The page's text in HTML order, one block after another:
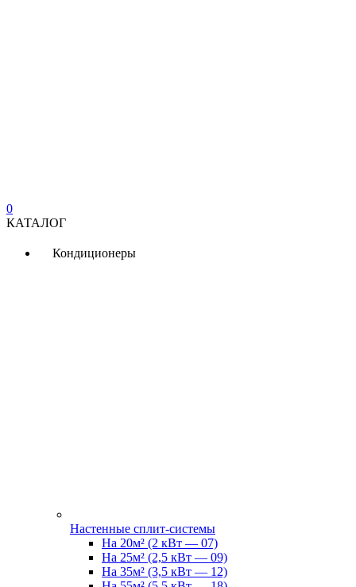
0
КАТАЛОГ
Кондиционеры
Настенные сплит-системы
На 20м² (2 кВт — 07)
На 25м² (2,5 кВт — 09)
На 35м² (3,5 кВт — 12)